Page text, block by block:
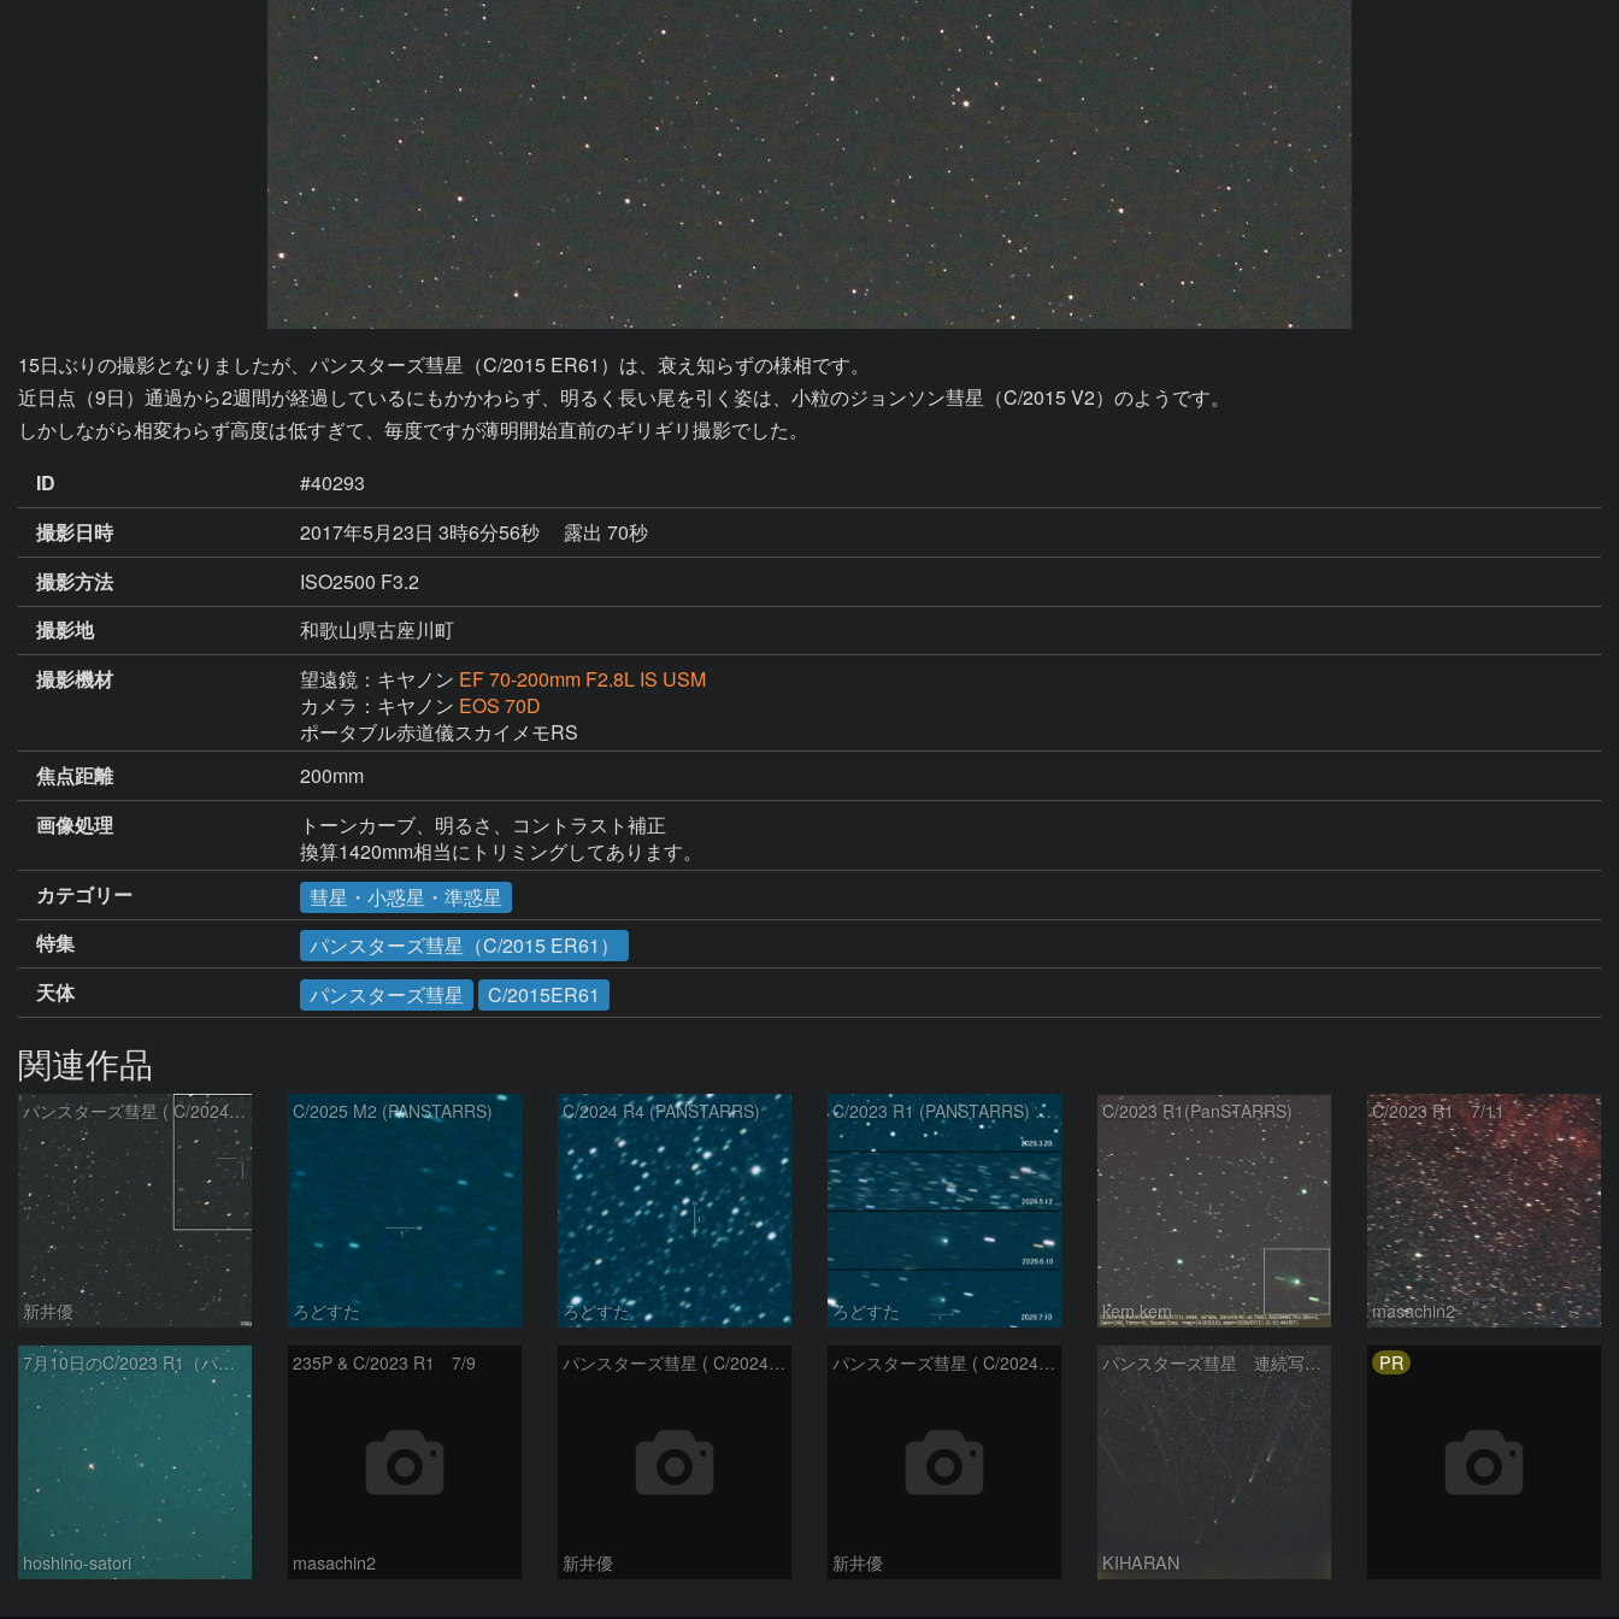
15日ぶりの撮影となりましたが、パンスターズ彗星（C/2015 ER61）は、衰え知らずの様相です。
近日点（9日）通過から2週間が経過しているにもかかわらず、明るく長い尾を引く姿は、小粒のジョンソン彗星（C/2015 V2）のようです。
しかしながら相変わらず高度は低すぎて、毎度ですが薄明開始直前のギリギリ撮影でした。
ID
#40293
撮影日時
2017年5月23日 3時6分56秒
露出 70秒
撮影方法
ISO2500 F3.2
撮影地
和歌山県古座川町
撮影機材
望遠鏡：キヤノン EF 70-200mm F2.8L IS USM
カメラ：キヤノン EOS 70D
ポータブル赤道儀スカイメモRS
焦点距離
200mm
画像処理
トーンカーブ、明るさ、コントラスト補正
換算1420mm相当にトリミングしてあります。
カテゴリー
彗星・小惑星・準惑星
特集
パンスターズ彗星（C/2015 ER61）
天体
パンスターズ彗星 C/2015ER61
関連作品
パンスターズ彗星 ( C/2024R4 )：2026/07/27
新井優
C/2025 M2 (PANSTARRS)
ろどすた
C/2024 R4 (PANSTARRS)
ろどすた
C/2023 R1 (PANSTARRS) の変化
ろどすた
C/2023 R1(PanSTARRS)
kem.kem
C/2023 R1 7/11
masachin2
7月10日のC/2023 R1（パンスターズ彗星）
hoshino-satori
235P & C/2023 R1 7/9
masachin2
パンスターズ彗星 ( C/2024R4 )：2026/06/28
新井優
パンスターズ彗星 ( C/2024G4 )の予報位置：2026/06/23
新井優
パンスターズ彗星 連続写真 再処理
KIHARAN
PR